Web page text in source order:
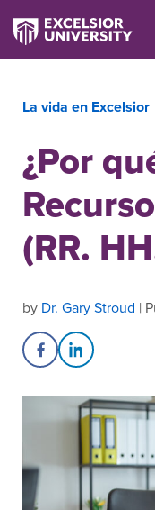
La vida en Excelsior
¿Por
(RR.
by Dr. Gary Stroud |
Share on Facebook
Share on